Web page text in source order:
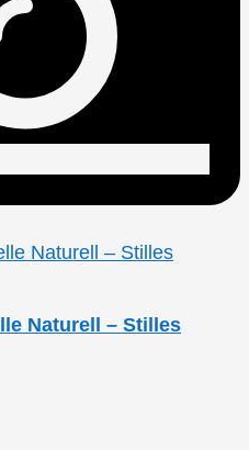
Naturell – Stilles